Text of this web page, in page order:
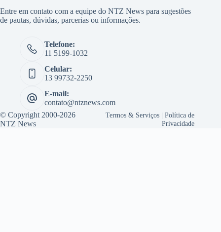
Entre em contato com a equipe do NTZ News para sugestões
de pautas, dúvidas, parcerias ou informações.
Telefone:
11 5199-1032
Celular:
13 99732-2250
E-mail:
contato@ntznews.com
© Copyright 2000-2026
NTZ News
Termos & Serviços |Política de
Privacidade